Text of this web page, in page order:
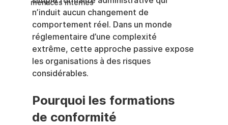
menaces internes
n’induit aucun changement de
comportement réel. Dans un monde
réglementaire d’une complexité
extrême, cette approche passive expose
les organisations à des risques
considérables.
Pourquoi les formations
de conformité